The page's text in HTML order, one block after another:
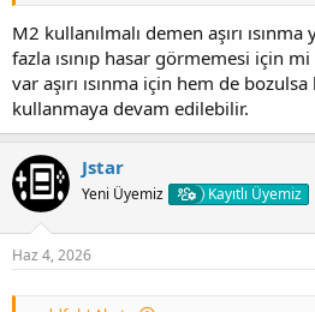
Kışın sorun olmaz ama yazın dolaylı
M2 kullanılmalı demen aşırı
fazla ısınıp hasar görmemesi için
var aşırı ısınma için hem de
kullanmaya devam edilebilir.
Jstar
Yeni Üyemiz Kayıtlı Üyemiz
Haz 4, 2026